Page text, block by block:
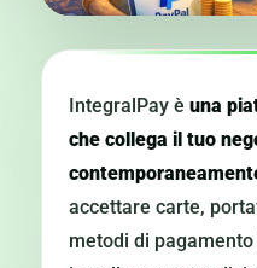
IntegralPay è una
che collega il tuo
accettare carte,
metodi di